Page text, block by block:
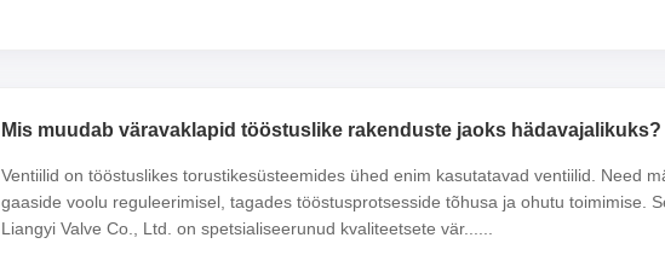
Mis muudab väravaklapid tööstuslike rakenduste jaoks hädavajalikuks?
Ventiilid on tööstuslikes torustikesüsteemides ühed enim kasutatavad ventiilid. Need
gaaside voolu reguleerimisel, tagades tööstusprotsesside tõhusa ja ohutu toimimise.
Liangyi Valve Co., Ltd. on spetsialiseerunud kvaliteetsete vär......